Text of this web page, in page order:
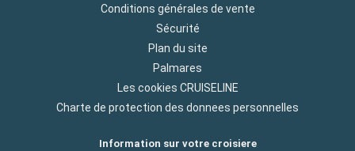
Conditions générales de vente
Sécurité
Plan du site
Palmares
Les cookies CRUISELINE
Charte de protection des donnees personnelles
Information sur votre croisiere